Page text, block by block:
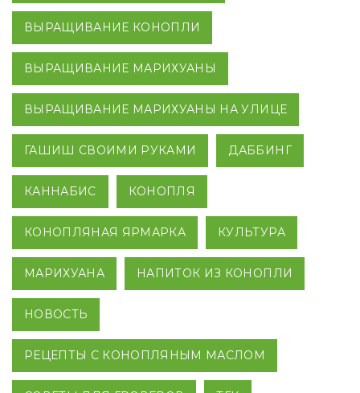
ВЫРАЩИВАНИЕ КОНОПЛИ
ВЫРАЩИВАНИЕ МАРИХУАНЫ
ВЫРАЩИВАНИЕ МАРИХУАНЫ НА УЛИЦЕ
ГАШИШ СВОИМИ РУКАМИ ДАББИНГ
КАННАБИС КОНОПЛЯ
КОНОПЛЯНАЯ ЯРМАРКА КУЛЬТУРА
МАРИХУАНА НАПИТОК ИЗ КОНОПЛИ
НОВОСТЬ
РЕЦЕПТЫ С КОНОПЛЯНЫМ МАСЛОМ